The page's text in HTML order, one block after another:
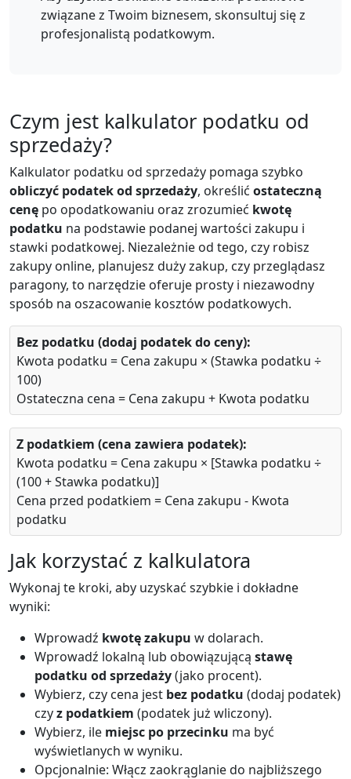
związane z Twoim biznesem, skonsultuj się z
profesjonalistą podatkowym.
Czym jest kalkulator podatku od
sprzedaży?
Kalkulator podatku od sprzedaży pomaga szybko
obliczyć podatek od sprzedaży, określić ostateczną
cenę po opodatkowaniu oraz zrozumieć kwotę
podatku na podstawie podanej wartości zakupu i
stawki podatkowej. Niezależnie od tego, czy robisz
zakupy online, planujesz duży zakup, czy przeglądasz
paragony, to narzędzie oferuje prosty i niezawodny
sposób na oszacowanie kosztów podatkowych.
Bez podatku (dodaj podatek do ceny):
Kwota podatku = Cena zakupu × (Stawka podatku ÷
100)
Ostateczna cena = Cena zakupu + Kwota podatku
Z podatkiem (cena zawiera podatek):
Kwota podatku = Cena zakupu × [Stawka podatku ÷
(100 + Stawka podatku)]
Cena przed podatkiem = Cena zakupu - Kwota
podatku
Jak korzystać z kalkulatora
Wykonaj te kroki, aby uzyskać szybkie i dokładne
wyniki:
Wprowadź kwotę zakupu w dolarach.
Wprowadź lokalną lub obowiązującą stawę
podatku od sprzedaży(jako procent).
Wybierz, czy cena jest bez podatku (dodaj podatek)
czyz podatkiem (podatek już wliczony).
Wybierz, ile miejsc po przecinku ma być
wyświetlanych w wyniku.
Opcjonalnie: Włącz zaokrąglanie do najbliższego